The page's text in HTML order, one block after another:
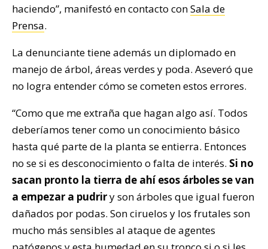
haciendo”, manifestó en contacto conSala de
Prensa.
La denunciante tiene además un diplomado en
manejo de árbol, áreas verdes y poda. Aseveró que
no logra entender cómo se cometen estos errores.
“Como que me extraña que hagan algo así. Todos
deberíamos tener como un conocimiento básico
hasta qué parte de la planta se entierra. Entonces
no se si es desconocimiento o falta de interés. Si no
sacan pronto la tierra de ahí esos árboles se van
a empezar a pudriry son árboles que igual fueron
dañados por podas. Son ciruelos y los frutales son
mucho más sensibles al ataque de agentes